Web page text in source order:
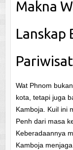
Makna
Lanskap
Wat Phnom
kota, tetapi juga
Kamboja. Kuil ini
Penh dari masa
Keberadaannya
Kamboja